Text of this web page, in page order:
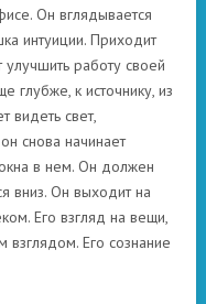
Он вглядывается
интуиции. Приходит
работу своей
глубже, к источнику, из
видеть свет,
снова начинает
в нем. Он должен
вниз. Он выходит на
Его взгляд на вещи,
взглядом. Его сознание